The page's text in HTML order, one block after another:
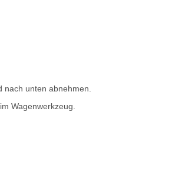
unten abnehmen.
Wagenwerkzeug.